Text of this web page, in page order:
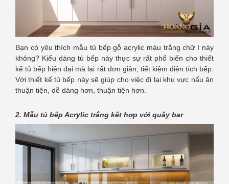
Bạn có yêu thích mẫu tủ bếp gỗ acrylic màu trắng chữ I này
không? Kiểu dáng tủ bếp này thực sự rất phổ biến cho thiết
kế tủ bếp hiện đại mà lại rất đơn giản, tiết kiệm diện tích bếp.
Với thiết kế tủ bếp này sẽ giúp cho việc đi lại khu vực nấu ăn
thuận tiện, dễ dàng hơn, thuận tiện hơn.
2. Mẫu tủ bếp Acrylic trắng kết hợp với quầy bar